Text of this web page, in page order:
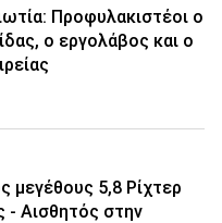
Προφυλακιστέοι ο
ο εργολάβος και ο
μεγέθους 5,8 Ρίχτερ
- Αισθητός στην